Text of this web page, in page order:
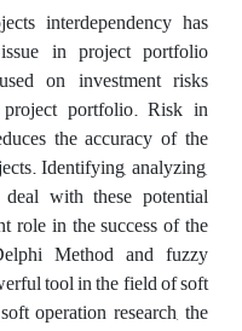
interdependency has
in project portfolio
on investment risks
portfolio. Risk in
the accuracy of the
Identifying, analyzing,
with these potential
role in the success of the
Method and fuzzy
tool in the field of soft
operation research, the